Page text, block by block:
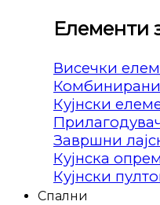
Елементи
Висечки
Кујнски
Завршни
Кујнска
Кујнски
Спални